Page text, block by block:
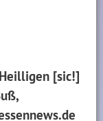
[sic!]